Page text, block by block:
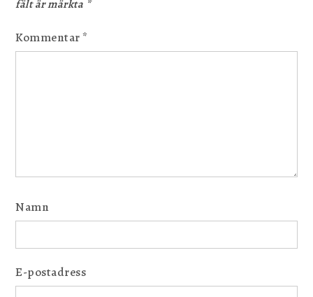
fält är märkta *
Kommentar*
Namn
E-postadress